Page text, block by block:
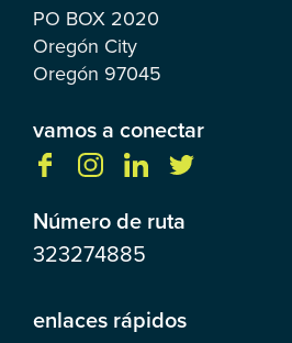
PO BOX 2020
Oregón City
Oregón 97045
vamos a conectar
Número de ruta
323274885
enlaces rápidos